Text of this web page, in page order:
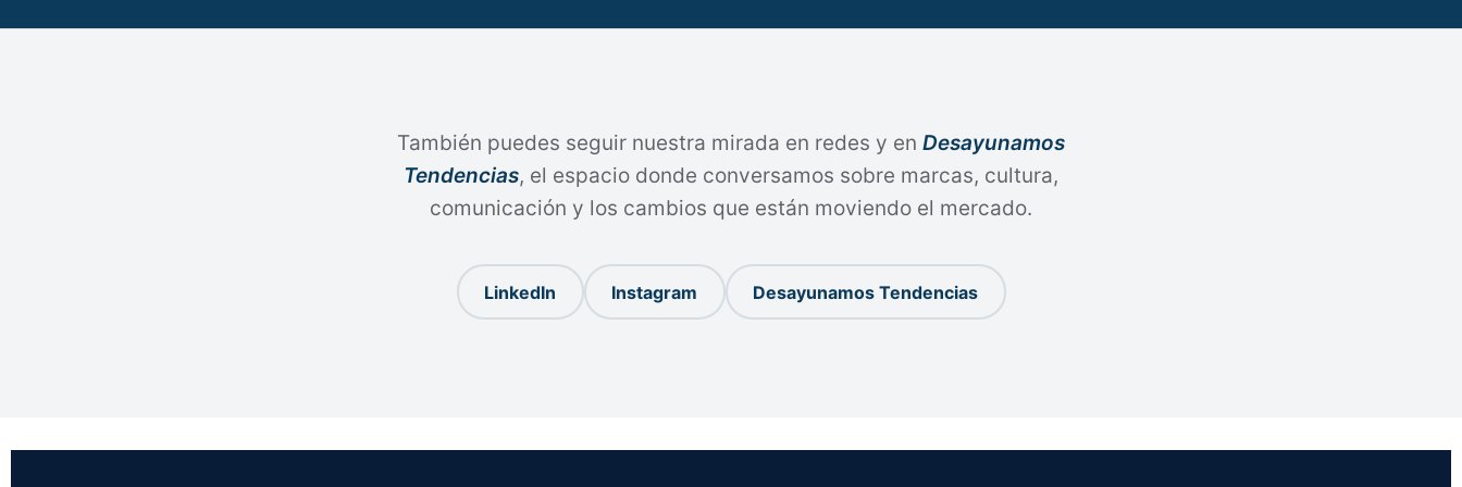
También puedes seguir nuestra mirada en redes y en Desayunamos
Tendencias, el espacio donde conversamos sobre marcas, cultura,
comunicación y los cambios que están moviendo el mercado.
LinkedIn Instagram Desayunamos Tendencias